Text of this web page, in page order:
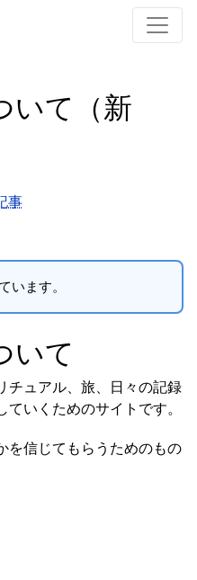
いて（新
事
います。
いて
チュアル、旅、日々の記録
いくためのサイトです。
を信じてもらうためのもの